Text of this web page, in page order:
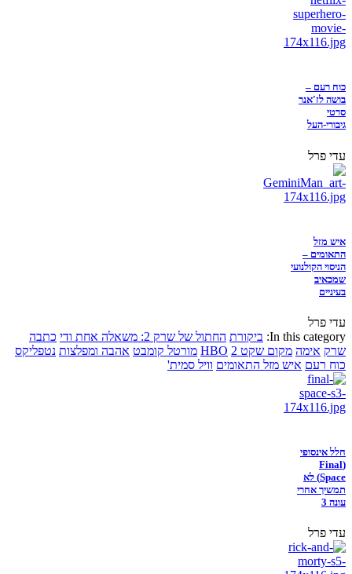
כוח רעם –
בושה לז'אנר
סרטי
גיבורי-העל
עדי פרל
איש מזל
התאומים –
הניסוי הקולנועי
שמכאיב
בעיניים
עדי פרל
In this category: ביקורת החתול של שרק 2: משאלה אחת ודי
כתבה
שרק אימה מקום שקט 2 HBO מורטל קומבט אהבה ומפלצות נטפליקס
כוח רעם איש מזל התאומים וויל סמית'
חלל אינסופי
(Final
Space) לא
תמשיך אחרי
עונה 3
עדי פרל